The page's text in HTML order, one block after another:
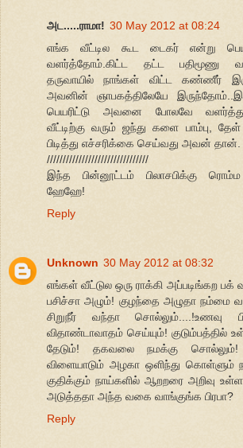
அட.....ராமா! 30 May 2012 at 08:24
எங்க வீட்டில கூட டைகர் என்று
வளர்த்தோம்.கிட்ட தட்ட பதிமூணு
தருவாயில் நாங்கள் விட்ட கண்ணீர்
அவனின் ஞாபகத்திலேயே
பெயரிட்டு அவனை போலவே
வீட்டிற்கு வரும் ஜந்து களை பாம்பு,
பிடித்து எச்சரிக்கை செய்வது அவன் தான்.
////////////////////////////////
இந்த பின்னூட்டம் பிலாசபிக்கு ரொம்ம
ஹேஹே!
Reply
Unknown 30 May 2012 at 08:32
எங்கள் வீட்டுல ஒரு ராக்கி அப்படிங்கற பக்
பசிச்சா அழும்! குழந்தை அழுதா நம்மை
சிறுநீர் வந்தா சொல்லும்....!உணவு
விதாண்டாவாதம் செய்யும்! குடும்பத்தில்
தேடும்! தகவலை நமக்கு
விளையாடும் அழகா ஒளிந்து கொள்ளும்
குதிக்கும் நாய்களில் ஆறறரை அறிவு
அடுத்ததா அந்த வகை வாங்குங்க பிரபா?
Reply